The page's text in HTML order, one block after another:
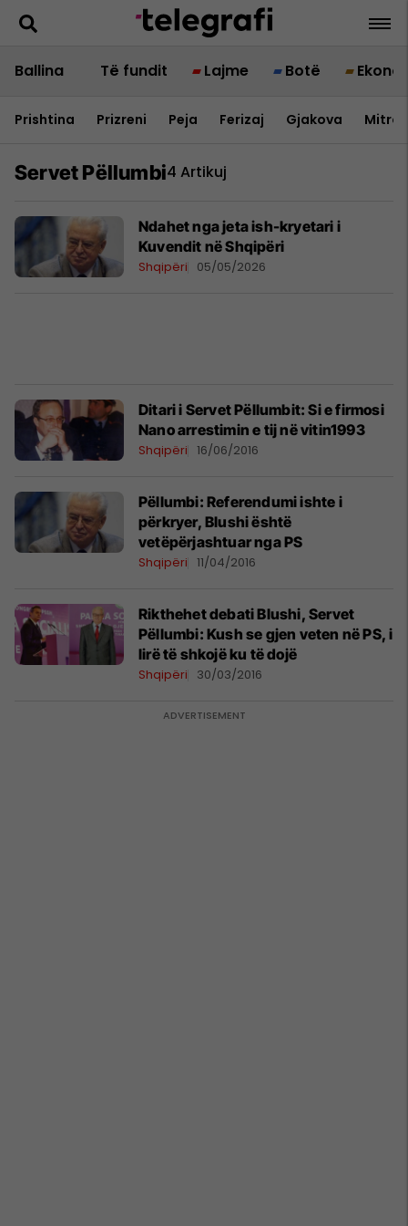
Ballina Të fundit Lajme Botë
Prishtina Prizreni Peja Ferizaj Gjakova
Servet Pëllumbi4 Artikuj
​Ndahet nga jeta ish-kryetari i
Kuvendit në Shqipëri
Shqipëri 05/05/2026
Ditari i Servet Pëllumbit: Si e firmosi
Nano arrestimin e tij në vitin1993
Shqipëri 16/06/2016
Pëllumbi: Referendumi ishte i
përkryer, Blushi është
vetëpërjashtuar nga PS
Shqipëri 11/04/2016
Rikthehet debati Blushi, Servet
Pëllumbi: Kush se gjen veten në PS, i
lirë të shkojë ku të dojë
Shqipëri 30/03/2016